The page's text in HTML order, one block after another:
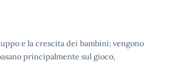
e la crescita dei bambini; vengono
principalmente sul gioco,